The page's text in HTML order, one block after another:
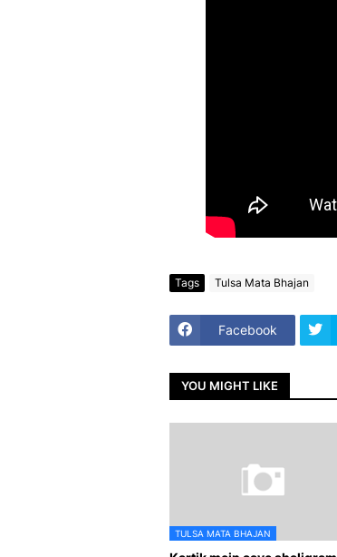
Tags Tulsa Mata Bhajan
Facebook
YOU MIGHT LIKE
TULSA MATA BHAJAN